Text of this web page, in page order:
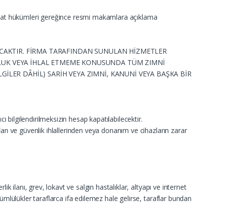
hükümleri gereğince resmi makamlara açıklama
FİRMA TARAFINDAN SUNULAN HİZMETLER
VEYA İHLAL ETMEME KONUSUNDA TÜM ZIMNİ
DÂHİL) SARİH VEYA ZIMNİ, KANUNİ VEYA BAŞKA BİR
bilgilendirilmeksizin hesap kapatılabilecektir.
ve güvenlik ihlallerinden veya donanım ve cihazların zarar
ilanı, grev, lokavt ve salgın hastalıklar, altyapı ve internet
taraflarca ifa edilemez hale gelirse, taraflar bundan